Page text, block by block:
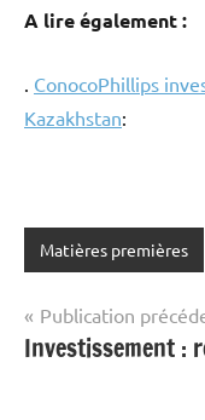
A lire également :
ConocoPhillips
Kazakhstan:
Matières premières
Navigation
de
Publication
Investissement :